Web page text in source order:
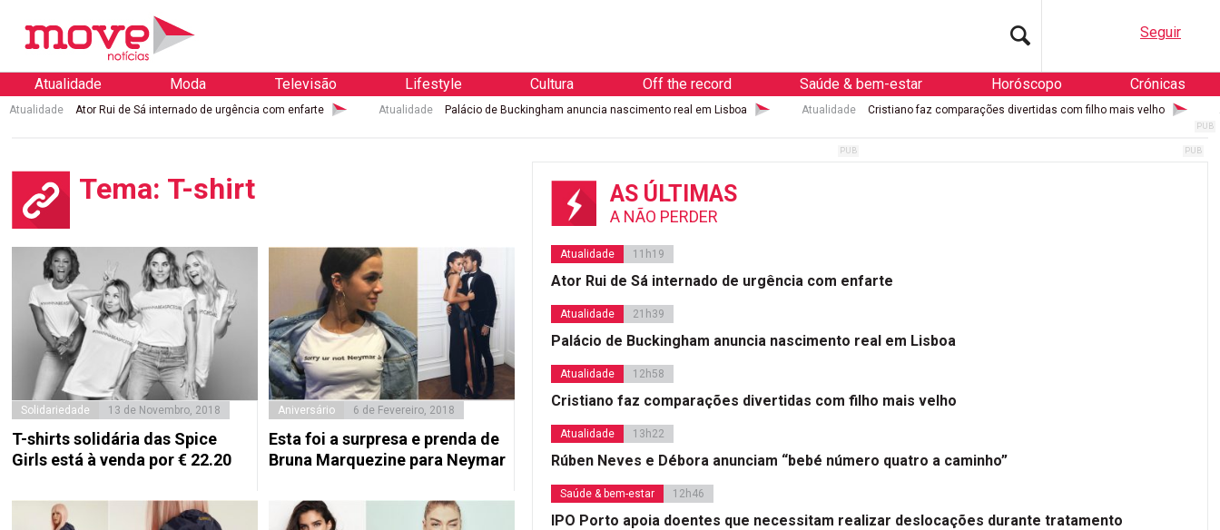
Seguir
Atualidade Moda Televisão Lifestyle Cultura Off the record Saúde & bem-estar Horóscopo Crónicas
Atualidade Ator Rui de Sá internado de urgência com enfarte Atualidade Palácio de Buckingham anuncia nascimento real em Lisboa Atualidade Cristiano faz comparações divertidas com filho mais velho
Tema: T-shirt
Solidariedade 13 de Novembro, 2018
T-shirts solidária das Spice
Girls está à venda por € 22.20
Aniversário 6 de Fevereiro, 2018
Esta foi a surpresa e prenda de
Bruna Marquezine para Neymar
AS ÚLTIMAS
A NÃO PERDER
Atualidade 11h19
Ator Rui de Sá internado de urgência com enfarte
Atualidade 21h39
Palácio de Buckingham anuncia nascimento real em Lisboa
Atualidade 12h58
Cristiano faz comparações divertidas com filho mais velho
Atualidade 13h22
Rúben Neves e Débora anunciam “bebé número quatro a caminho”
Saúde & bem-estar 12h46
IPO Porto apoia doentes que necessitam realizar deslocações durante tratamento